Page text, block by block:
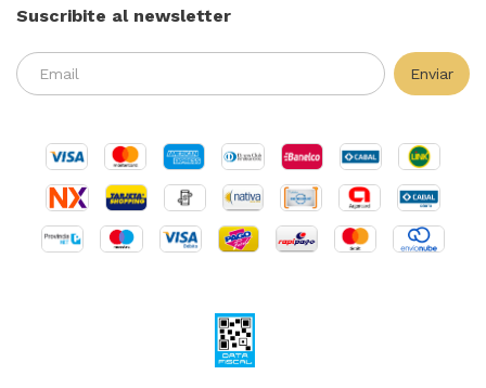
Suscribite al newsletter